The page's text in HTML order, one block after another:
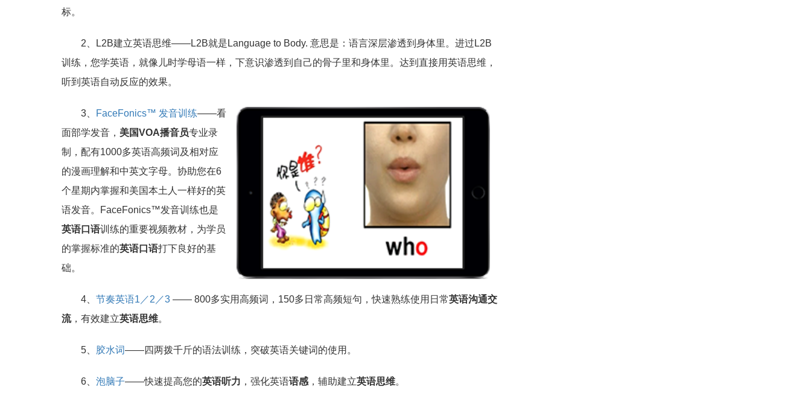
标。
2、L2B建立英语思维——L2B就是Language to Body. 意思是：语言深层渗透到身体里。进过L2B
训练，您学英语，就像儿时学母语一样，下意识渗透到自己的骨子里和身体里。达到直接用英语思维，
听到英语自动反应的效果。
3、 FaceFonics™ 发音训练——看
面部学发音， 美国VOA播音员专业录
制，配有1000多英语高频词及相对应
的漫画理解和中英文字母。协助您在6
个星期内掌握和美国本土人一样好的英
语发音。FaceFonics™发音训练也是
英语口语训练的重要视频教材，为学员
的掌握标准的英语口语打下良好的基
础。
4、 节奏英语1／2／3 —— 800多实用高频词，150多日常高频短句，快速熟练使用日常英语沟通交
流，有效建立英语思维。
5、 胶水词——四两拨千斤的语法训练，突破英语关键词的使用。
6、 泡脑子——快速提高您的英语听力 ，强化英语语感 ，辅助建立英语思维。